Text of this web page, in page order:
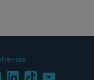
nos
LinkedInTikTokYoutube